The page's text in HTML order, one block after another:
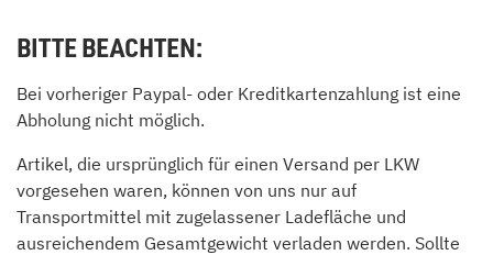
BITTE BEACHTEN:
Bei vorheriger Paypal- oder Kreditkartenzahlung ist eine
Abholung nicht möglich.
Artikel, die ursprünglich für einen Versand per LKW
vorgesehen waren, können von uns nur auf
Transportmittel mit zugelassener Ladefläche und
ausreichendem Gesamtgewicht verladen werden. Sollte